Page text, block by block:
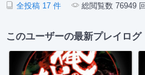
全投稿 17 件
総閲覧数 76949 回
このユーザーの最新プレイログ